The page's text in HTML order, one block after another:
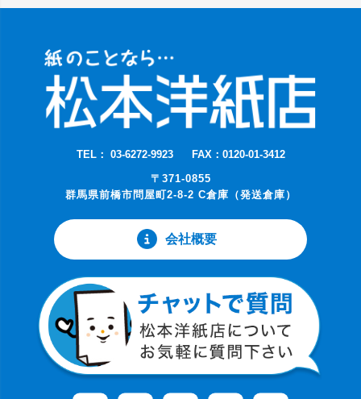
TEL： 03-6272-9923
FAX：0120-01-3412
〒371-0855
群馬県前橋市問屋町2-8-2 C倉庫（発送倉庫）
会社概要